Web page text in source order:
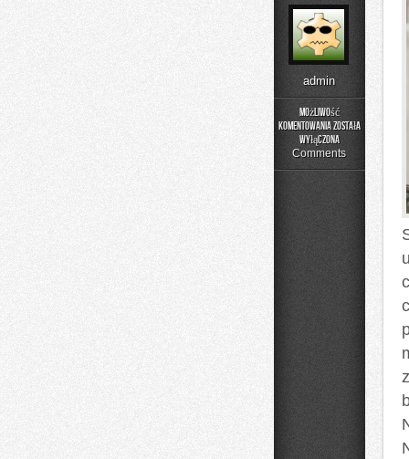
admin
Możliwość
komentowania
Catering
została
wyłączona
Comments